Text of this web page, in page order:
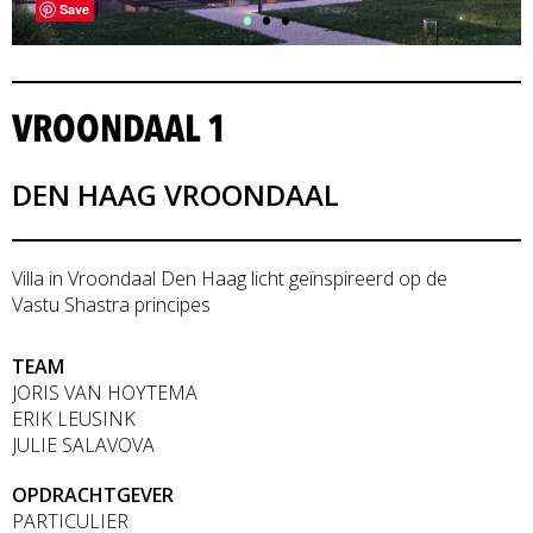
•••
Save
VROONDAAL 1
DEN HAAG VROONDAAL
Villa in Vroondaal Den Haag licht geïnspireerd op de
Vastu Shastra principes
TEAM
JORIS VAN HOYTEMA
ERIK LEUSINK
JULIE SALAVOVA
OPDRACHTGEVER
PARTICULIER